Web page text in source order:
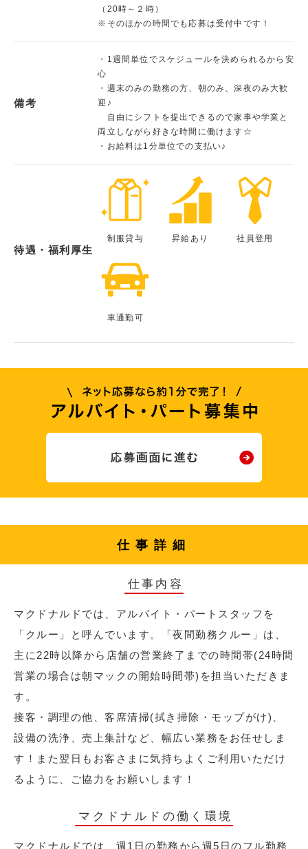
（20時～２時）
※そのほかの時間でも応募は受付中です！
備考
・1週間単位でスケジュールを決められるから安
心
・週末のみの勤務の方、朝のみ、深夜のみ大歓
迎♪
自由にシフトを提出できるので家事や学業と
両立しながら好きな時間に働けます☆
・お給料は1分単位での支払い♪
待遇・福利厚生
制服貸与 昇給あり 社員登用
車通勤可
仕事詳細
仕事内容
マクドナルドでは、アルバイト・パートスタッフを
「クルー」と呼んでいます。「夜間勤務クルー」は、
主に22時以降から店舗の営業終了までの時間帯(24時間
営業の場合は朝マックの開始時間帯)を担当いただきま
す。
接客・調理の他、客席清掃(拭き掃除・モップがけ)、
設備の洗浄、売上集計など、幅広い業務をお任せしま
す！また翌日もお客さまに気持ちよくご利用いただけ
るように、ご協力をお願いします！
マクドナルドの働く環境
マクドナルドでは、週1日の勤務から週5日のフル勤務